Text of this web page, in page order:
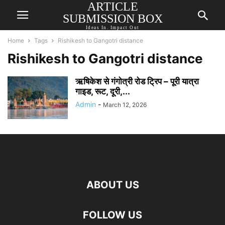
ARTICLE
SUBMISSION BOX
Ideas In. Impact Out
Home Tags Rishikesh to Gangotri distance
Rishikesh to Gangotri distance
ऋषिकेश से गंगोत्री रोड ट्रिप – पूरी यात्रा
गाइड, रूट, दूरी,...
Admin - March 12, 2026
ABOUT US
FOLLOW US